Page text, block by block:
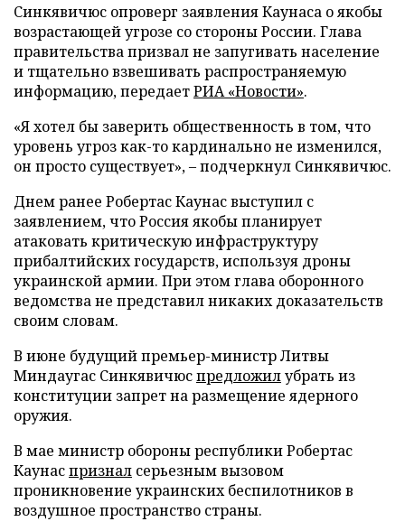
Синкявичюс опроверг заявления Каунаса о якобы
возрастающей угрозе со стороны России. Глава
правительства призвал не запугивать население
и тщательно взвешивать распространяемую
информацию, передаетРИА «Новости».
«Я хотел бы заверить общественность в том, что
уровень угроз как-то кардинально не изменился,
он просто существует», – подчеркнул Синкявичюс.
Днем ранее Робертас Каунас выступил с
заявлением, что Россия якобы планирует
атаковать критическую инфраструктуру
прибалтийских государств, используя дроны
украинской армии. При этом глава оборонного
ведомства не представил никаких доказательств
своим словам.
В июне будущий премьер-министр Литвы
Миндаугас Синкявичюспредложилубрать из
конституции запрет на размещение ядерного
оружия.
В мае министр обороны республики Робертас
Каунаспризнал серьезным вызовом
проникновение украинских беспилотников в
воздушное пространство страны.